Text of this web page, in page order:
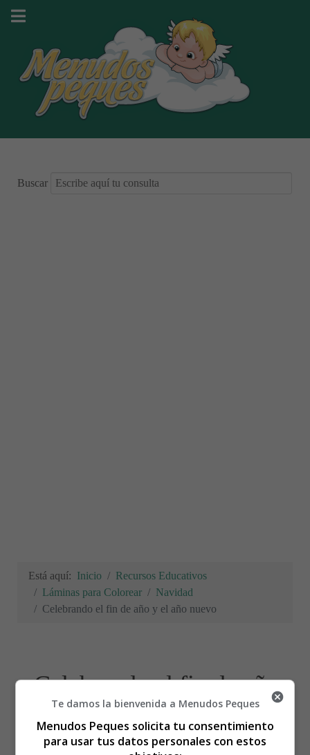
Buscar
Está aquí: Inicio
Recursos Educativos
Láminas para Colorear
Navidad
Celebrando el fin de año y el año nuevo
Celebrando el fin de año
y el año nuevo
Te damos la bienvenida a Menudos Peques
Menudos Peques solicita tu consentimiento
para usar tus datos personales con estos